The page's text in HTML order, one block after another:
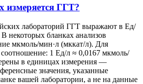
измеряется ГГТ?
лабораторий ГГТ выражают в Ед/
некоторых бланках анализов
мкмоль/мин·л (мккат/л). Для
1 Ед/л ≈ 0,0167 мкмоль/
в единицах измерения —
значения, указанные
вашей лаборатории, а не на данные